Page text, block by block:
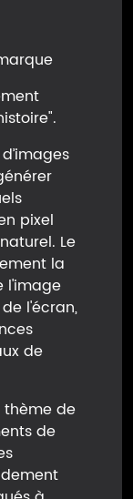
pixel
Le
la
l'image
l'écran,
de
thème de
de